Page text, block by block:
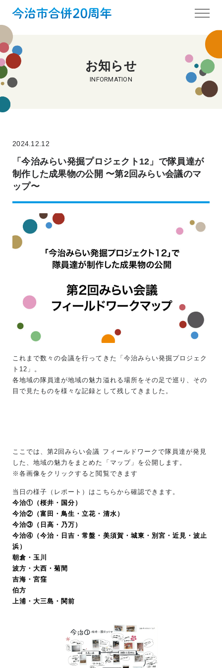
お知らせ
INFORMATION
2024.12.12
「今治みらい発掘プロジェクト12」で隊員達が
制作した成果物の公開 〜第2回みらい会議のマ
ップ〜
これまで数々の会議を行ってきた「今治みらい発掘プロジェク
ト12」。
各地域の隊員達が地域の魅力溢れる場所をその足で巡り、その
目で見たものを様々な記録として残してきました。
ここでは、第2回みらい会議 フィールドワークで隊員達が発見
した、地域の魅力をまとめた「マップ」を公開します。
※各画像をクリックすると閲覧できます
当日の様子（レポート）はこちらから確認できます。
今治①（桜井・国分）
今治②（富田・鳥生・立花・清水）
今治③（日高・乃万）
今治④（今治・日吉・常盤・美須賀・城東・別宮・近見・波止
浜）
朝倉・玉川
波方・大西・菊間
吉海・宮窪
伯方
上浦・大三島・関前